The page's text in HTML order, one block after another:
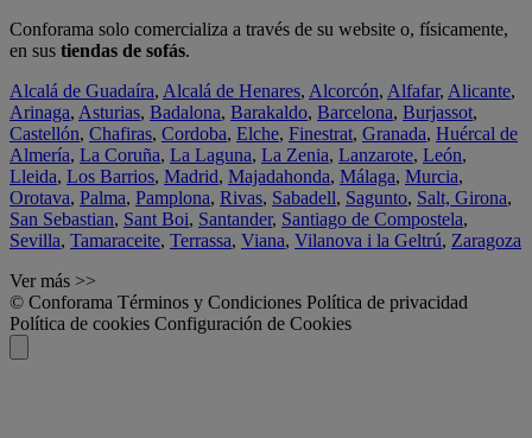
Conforama solo comercializa a través de su website o, físicamente,
en sus tiendas de sofás.
Alcalá de Guadaíra, Alcalá de Henares, Alcorcón, Alfafar, Alicante,
Arinaga, Asturias, Badalona, Barakaldo, Barcelona, Burjassot,
Castellón, Chafiras, Cordoba, Elche, Finestrat, Granada, Huércal de
Almería, La Coruña, La Laguna, La Zenia, Lanzarote, León,
Lleida, Los Barrios, Madrid, Majadahonda, Málaga, Murcia,
Orotava, Palma, Pamplona, Rivas, Sabadell, Sagunto, Salt, Girona,
San Sebastian, Sant Boi, Santander, Santiago de Compostela,
Sevilla, Tamaraceite, Terrassa, Viana, Vilanova i la Geltrú, Zaragoza
Ver más >>
© Conforama Términos y Condiciones Política de privacidad
Política de cookies Configuración de Cookies